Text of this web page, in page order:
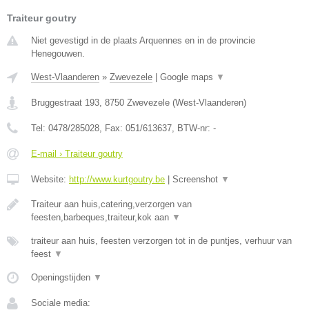
Traiteur goutry
Niet gevestigd in de plaats Arquennes en in de provincie
Henegouwen.
West-Vlaanderen » Zwevezele Google maps ▼
Bruggestraat 193 8750 Zwevezele (West-Vlaanderen)
Tel: 0478/285028 , Fax: 051/613637 , BTW-nr: -
E-mail › Traiteur goutry
Website: http://www.kurtgoutry.be Screenshot ▼
Traiteur aan huis,catering,verzorgen van
feesten,barbeques,traiteur,kok aan ▼
traiteur aan huis, feesten verzorgen tot in de puntjes, verhuur van
feest ▼
Openingstijden ▼
Sociale media: